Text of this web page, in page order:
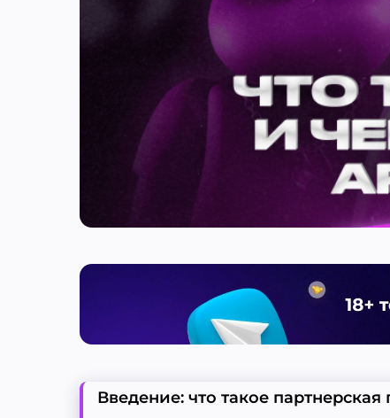
Введение: что такое